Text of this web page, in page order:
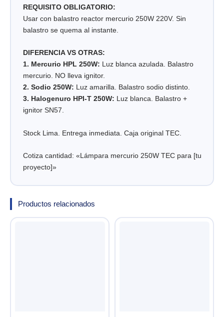
REQUISITO OBLIGATORIO:
Usar con balastro reactor mercurio 250W 220V. Sin
balastro se quema al instante.
DIFERENCIA VS OTRAS:
1. Mercurio HPL 250W: Luz blanca azulada. Balastro
mercurio. NO lleva ignitor.
2. Sodio 250W: Luz amarilla. Balastro sodio distinto.
3. Halogenuro HPI-T 250W: Luz blanca. Balastro +
ignitor SN57.
Stock Lima. Entrega inmediata. Caja original TEC.
Cotiza cantidad: «Lámpara mercurio 250W TEC para [tu
proyecto]»
Productos relacionados